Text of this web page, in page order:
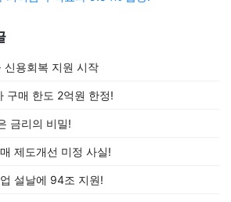
용회복 지원 시작
구매 한도 2억원 한정!
금리의 비밀!
제도개선 미정 사실!
설날에 94조 지원!